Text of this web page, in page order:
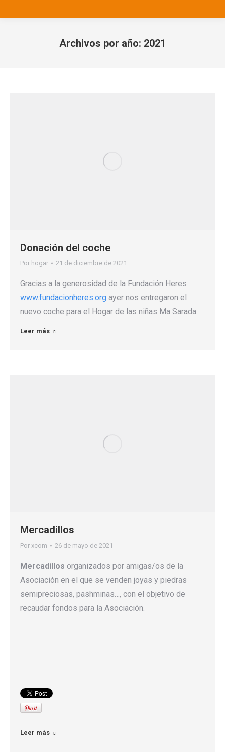
Archivos por año: 2021
Donación del coche
Por hogar 21 de diciembre de 2021
Gracias a la generosidad de la Fundación Heres
www.fundacionheres.org ayer nos entregaron el
nuevo coche para el Hogar de las niñas Ma Sarada.
Leer más
Mercadillos
Por xcom 26 de mayo de 2021
Mercadillos organizados por amigas/os de la
Asociación en el que se venden joyas y piedras
semipreciosas, pashminas…, con el objetivo de
recaudar fondos para la Asociación.
Leer más